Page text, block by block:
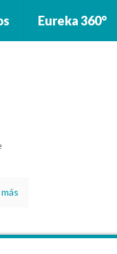
Eureka 360°